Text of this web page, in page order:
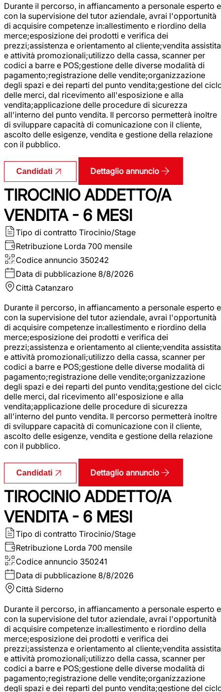
Durante il percorso, in affiancamento a personale esperto e
con la supervisione del tutor aziendale, avrai l'opportunità
di acquisire competenze in:allestimento e riordino della
merce;esposizione dei prodotti e verifica dei
prezzi;assistenza e orientamento al cliente;vendita assistita
e attività promozionali;utilizzo della cassa, scanner per
codici a barre e POS;gestione delle diverse modalità di
pagamento;registrazione delle vendite;organizzazione
degli spazi e dei reparti del punto vendita;gestione del
delle merci, dal ricevimento all'esposizione e alla
vendita;applicazione delle procedure di sicurezza
all'interno del punto vendita. Il percorso permetterà inoltre
di sviluppare capacità di comunicazione con il cliente,
ascolto delle esigenze, vendita e gestione della relazione
con il pubblico.
Candidati Dettaglio annuncio
TIROCINIO ADDETTO/A
VENDITA - 6 MESI
Tipo di contratto Tirocinio/Stage
Retribuzione Lorda 700 mensile
Codice annuncio 350242
Data di pubblicazione 8/8/2026
Città Catanzaro
Durante il percorso, in affiancamento a personale esperto e
con la supervisione del tutor aziendale, avrai l'opportunità
di acquisire competenze in:allestimento e riordino della
merce;esposizione dei prodotti e verifica dei
prezzi;assistenza e orientamento al cliente;vendita assistita
e attività promozionali;utilizzo della cassa, scanner per
codici a barre e POS;gestione delle diverse modalità di
pagamento;registrazione delle vendite;organizzazione
degli spazi e dei reparti del punto vendita;gestione del
delle merci, dal ricevimento all'esposizione e alla
vendita;applicazione delle procedure di sicurezza
all'interno del punto vendita. Il percorso permetterà inoltre
di sviluppare capacità di comunicazione con il cliente,
ascolto delle esigenze, vendita e gestione della relazione
con il pubblico.
Candidati Dettaglio annuncio
TIROCINIO ADDETTO/A
VENDITA - 6 MESI
Tipo di contratto Tirocinio/Stage
Retribuzione Lorda 700 mensile
Codice annuncio 350241
Data di pubblicazione 8/8/2026
Città Siderno
Durante il percorso, in affiancamento a personale esperto e
con la supervisione del tutor aziendale, avrai l'opportunità
di acquisire competenze in:allestimento e riordino della
merce;esposizione dei prodotti e verifica dei
prezzi;assistenza e orientamento al cliente;vendita assistita
e attività promozionali;utilizzo della cassa, scanner per
codici a barre e POS;gestione delle diverse modalità di
pagamento;registrazione delle vendite;organizzazione
degli spazi e dei reparti del punto vendita;gestione del